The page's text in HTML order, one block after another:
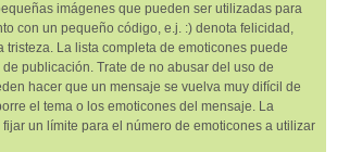
imágenes que pueden ser utilizadas para
con un pequeño código, e.j. :) denota felicidad,
tristeza. La lista completa de emoticones puede
publicación. Trate de no abusar del uso de
hacer que un mensaje se vuelva muy difícil de
el tema o los emoticones del mensaje. La
un límite para el número de emoticones a utilizar